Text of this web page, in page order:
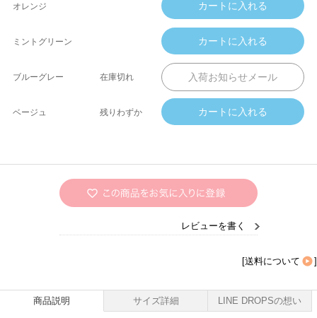
オレンジ
ミントグリーン
ブルーグレー 在庫切れ
ベージュ 残りわずか
レビューを書く
[送料について ]
商品説明 サイズ詳細 LINE DROPSの想い